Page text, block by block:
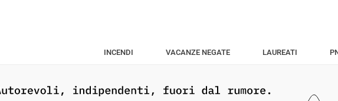
INCENDI VACANZE NEGATE LAUREATI